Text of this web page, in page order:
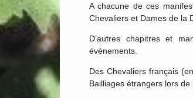
A chacune de ces
Chevaliers et Dames de la
D’autres chapitres et
évènements.
Des Chevaliers français
Bailliages étrangers lors